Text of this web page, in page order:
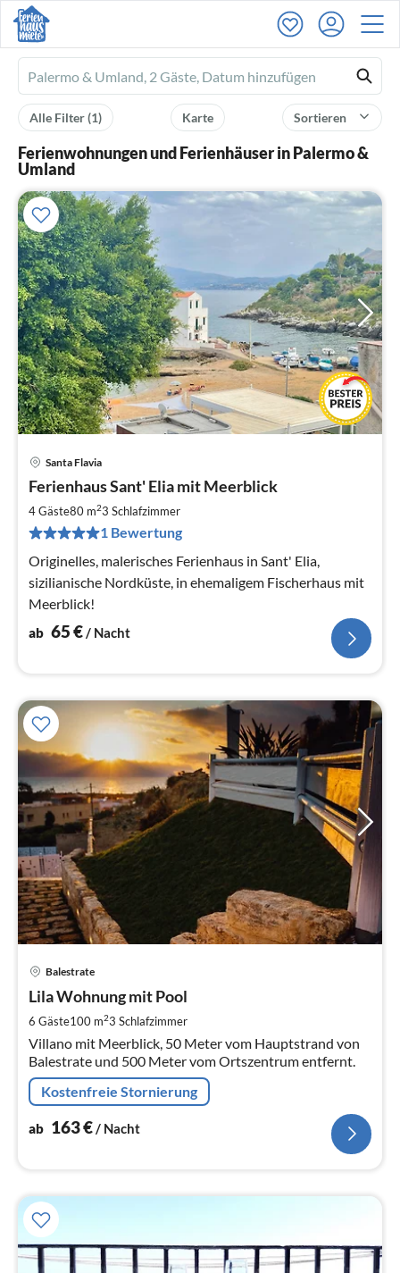
Ferienhausmiete
logo
Sortieren
Karte
Alle Filter(1)
Ferienwohnungen und Ferienhäuser in Palermo &
Umland
Santa Flavia
Ferienhaus Sant' Elia mit Meerblick
4 Gäste80 m23 Schlafzimmer
1 Bewertung
Originelles, malerisches Ferienhaus in Sant' Elia,
sizilianische Nordküste, in ehemaligem Fischerhaus mit
Meerblick!
ab 65€/ Nacht
Balestrate
Lila Wohnung mit Pool
6 Gäste100 m23 Schlafzimmer
Villano mit Meerblick, 50 Meter vom Hauptstrand von
Balestrate und 500 Meter vom Ortszentrum entfernt.
Kostenfreie Stornierung
ab 163€/ Nacht